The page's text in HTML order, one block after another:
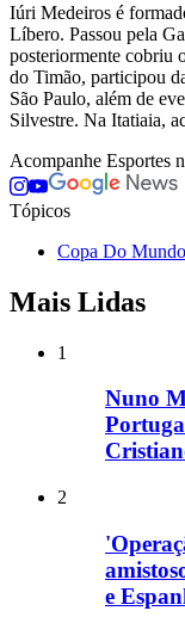
Iúri Medeiros é
Líbero. Passou pela
posteriormente cobriu
do Timão, participou
São Paulo, além de
Silvestre. Na Itatiaia,
Acompanhe Esportes
Tópicos
Copa Do Mundo
Mais Lidas
1
Nuno
2
e